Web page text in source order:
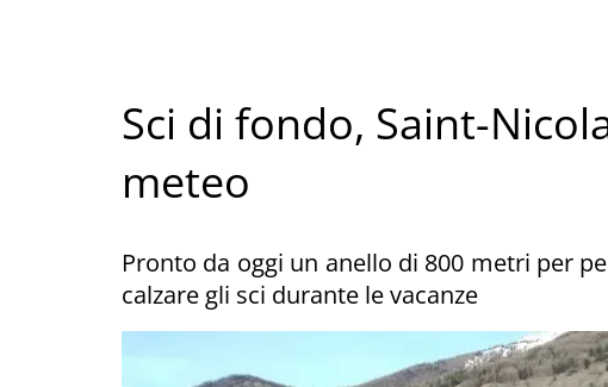
Sci di fondo, Saint-
meteo
Pronto da oggi un anello di 800 metri per
calzare gli sci durante le vacanze